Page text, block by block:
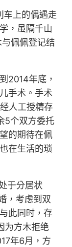
车上的偶遇走
，虽隔千山
佩佩登记结
2014年底，
手术。手术
人工授精存
5个双方委托
的期待在佩
在生活的琐
于分居状
，考虑到双
此同时，存
为方木拒绝
年6月，方